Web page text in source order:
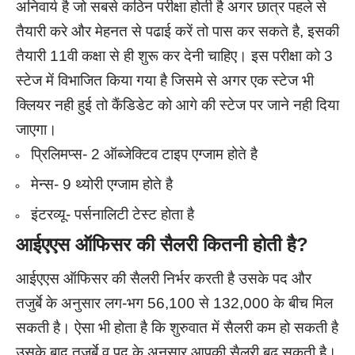
अनिवार्य है जो सबसे कठिन परीक्षा होती है अगर छात्र पहले से
तैयारी करे और मेहनत से पढाई करें तो पास कर सकते है, इसकी
तैयारी 11वी कक्षा से ही शुरू कर देनी चाहिए। इस परीक्षा को 3
स्टेज में विभाजित किया गया है जिसमे से अगर एक स्टेज भी
क्लियर नही हुई तो कैंडिडेट को आगे की स्टेज पर जाने नही दिया
जाएगा।
प्रिलिमप्स- 2 ऑब्जेक्टिव टाइप एग्जाम होते है
मेन्स- 9 थ्योरी एग्जाम होते है
इंटरव्यू- पर्सनालिटी टेस्ट होता है
आईएएस ऑफिसर की सैलरी कितनी होती है?
आईएएस ऑफिसर की सैलरी निर्भर करती है उसके पद और
तजुर्बे के अनुसार लग-भग 56,100 से 132,000 के बीच मिल
सकती है। ऐसा भी होता है कि शुरुवात में सैलरी कम हो सकती है